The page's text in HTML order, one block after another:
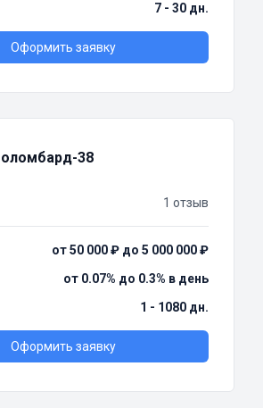
7 - 30 дн.
Оформить заявку
38
1 отзыв
от 50 000 ₽ до 5 000 000 ₽
от 0.07% до 0.3% в день
1 - 1080 дн.
Оформить заявку